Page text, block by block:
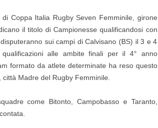
Coppa Italia Rugby Seven Femminile, girone
il titolo di Campionesse qualificandosi con
sui campi di Calvisano (BS) il 3 e 4
alle ambite finali per il 4° anno
formato da atlete determinate ha reso questo
Madre del Rugby Femminile.
come Bitonto, Campobasso e Taranto,